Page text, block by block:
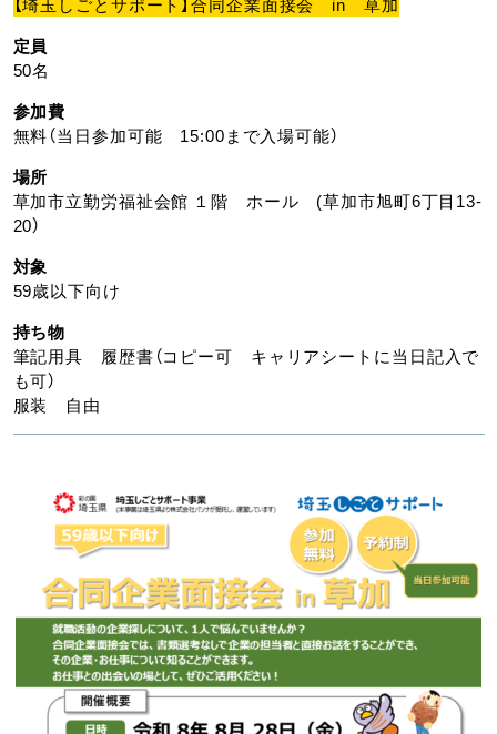
定員
50名
参加費
無料（当日参加可能 15:00まで入場可能）
場所
草加市立勤労福祉会館 １階 ホール (草加市旭町6丁目13-
20）
対象
59歳以下向け
持ち物
筆記用具 履歴書（コピー可 キャリアシートに当日記入で
も可）
服装 自由